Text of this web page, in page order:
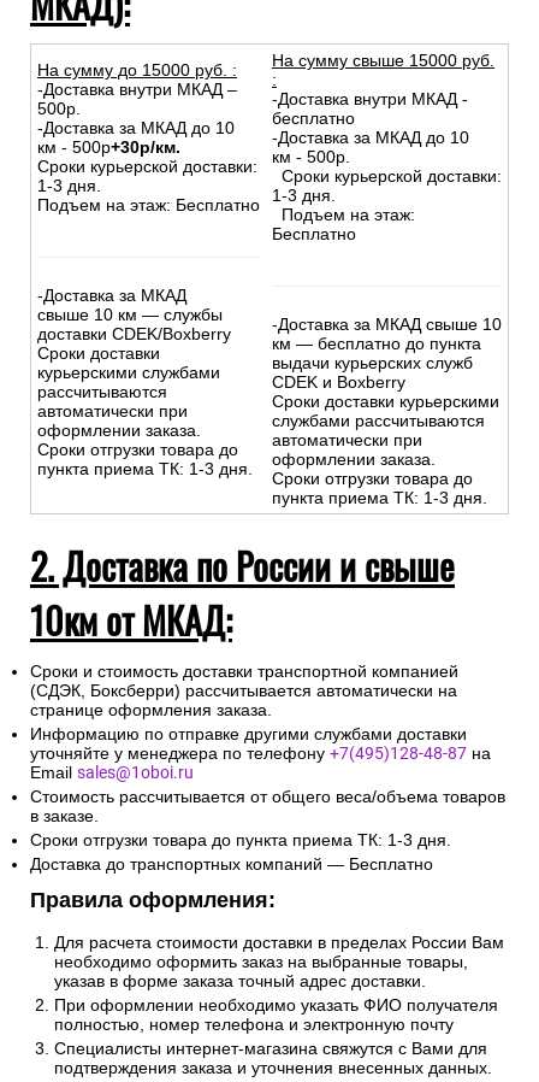
На сумму до 15000 руб. :
-Доставка внутри МКАД –
500р.
-Доставка за МКАД до 10
км - 500р+30р/км.
Сроки курьерской доставки:
1-3 дня.
Подъем на этаж: Бесплатно
-Доставка за МКАД
свыше 10 км — службы
доставки CDEK/Boxberry
Сроки доставки
курьерскими службами
рассчитываются
автоматически при
оформлении заказа.
Сроки отгрузки товара до
пункта приема ТК: 1-3 дня.
На сумму свыше 15000 руб.
:
-Доставка внутри МКАД -
бесплатно
-Доставка за МКАД до 10
км - 500р.
Сроки курьерской доставки:
1-3 дня.
Подъем на этаж:
Бесплатно
-Доставка за МКАД свыше 10
км — бесплатно до пункта
выдачи курьерских служб
CDEK и Boxberry
Сроки доставки курьерскими
службами рассчитываются
автоматически при
оформлении заказа.
Сроки отгрузки товара до
пункта приема ТК: 1-3 дня.
2. Доставка по России и свыше
10км от МКАД:
Сроки и стоимость доставки транспортной компанией
(СДЭК, Боксберри) рассчитывается автоматически на
странице оформления заказа.
Информацию по отправке другими службами доставки
уточняйте у менеджера по телефону +7(495)128-48-87 на
Email sales@1oboi.ru
Стоимость рассчитывается от общего веса/объема товаров
в заказе.
Сроки отгрузки товара до пункта приема ТК: 1-3 дня.
Доставка до транспортных компаний — Бесплатно
Правила оформления:
Для расчета стоимости доставки в пределах России Вам
необходимо оформить заказ на выбранные товары,
указав в форме заказа точный адрес доставки.
При оформлении необходимо указать ФИО получателя
полностью, номер телефона и электронную почту
Специалисты интернет-магазина свяжутся с Вами для
подтверждения заказа и уточнения внесенных данных.